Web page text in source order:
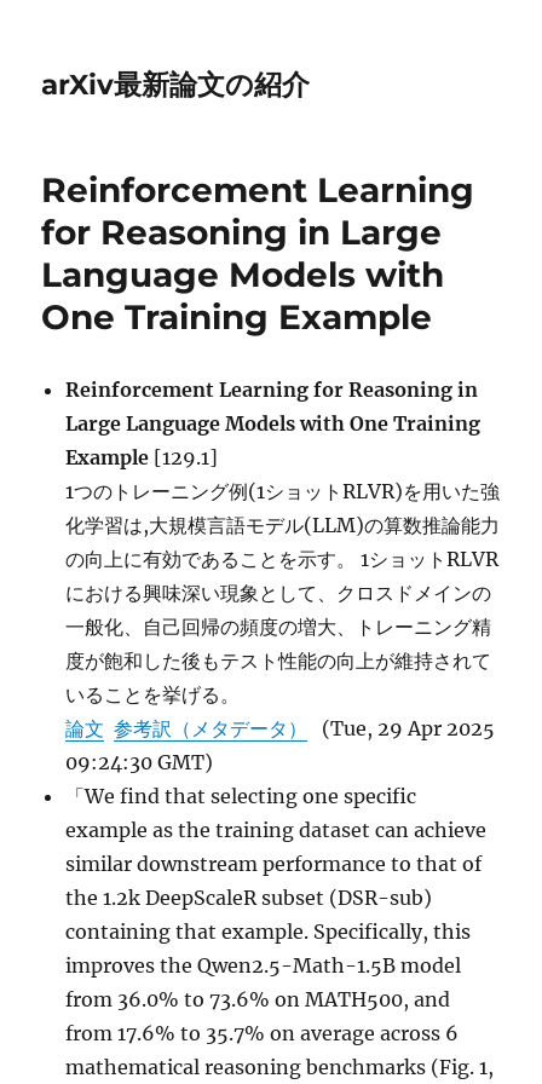
arXiv最新論文の紹介
Reinforcement Learning
for Reasoning in Large
Language Models with
One Training Example
Reinforcement Learning for Reasoning in
Large Language Models with One Training
Example [129.1]
1つのトレーニング例(1ショットRLVR)を用いた強
化学習は,大規模言語モデル(LLM)の算数推論能力
の向上に有効であることを示す。 1ショットRLVR
における興味深い現象として、クロスドメインの
一般化、自己回帰の頻度の増大、トレーニング精
度が飽和した後もテスト性能の向上が維持されて
いることを挙げる。
論文 参考訳（メタデータ）
(Tue, 29 Apr 2025
09:24:30 GMT)
「We find that selecting one specific
example as the training dataset can achieve
similar downstream performance to that of
the 1.2k DeepScaleR subset (DSR-sub)
containing that example. Specifically, this
improves the Qwen2.5-Math-1.5B model
from 36.0% to 73.6% on MATH500, and
from 17.6% to 35.7% on average across 6
mathematical reasoning benchmarks (Fig. 1,